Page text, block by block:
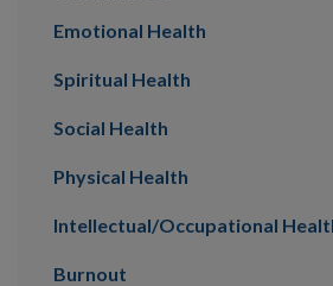
Emotional Health
Spiritual Health
Social Health
Physical Health
Intellectual/Occupational
Burnout